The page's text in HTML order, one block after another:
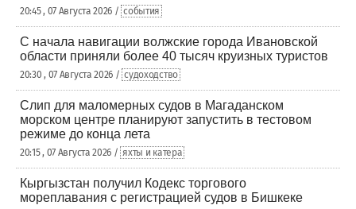
20:45 , 07 Августа 2026 / события
С начала навигации волжские города Ивановской
области приняли более 40 тысяч круизных туристов
20:30 , 07 Августа 2026 / судоходство
Слип для маломерных судов в Магаданском
морском центре планируют запустить в тестовом
режиме до конца лета
20:15 , 07 Августа 2026 / яхты и катера
Кыргызстан получил Кодекс торгового
мореплавания с регистрацией судов в Бишкеке